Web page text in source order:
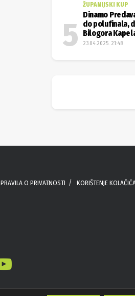
ŽUPANIJSKI KUP
Dinamo
do polufinala,
Bilogora
23.04.2025. 21:48
PRAVILA O PRIVATNOSTI KORIŠTENJE